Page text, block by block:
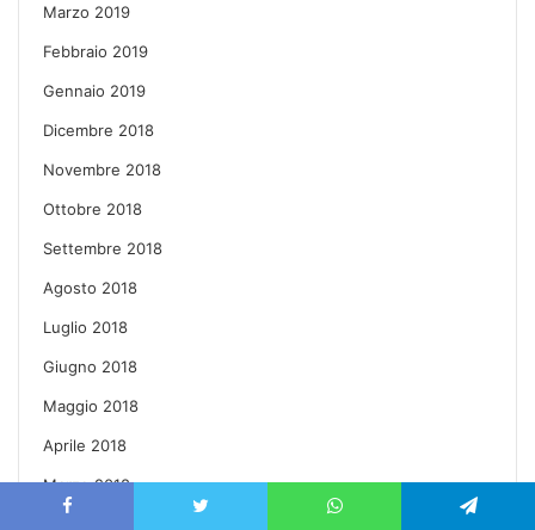
Marzo 2019
Febbraio 2019
Gennaio 2019
Dicembre 2018
Novembre 2018
Ottobre 2018
Settembre 2018
Agosto 2018
Luglio 2018
Giugno 2018
Maggio 2018
Aprile 2018
Marzo 2018